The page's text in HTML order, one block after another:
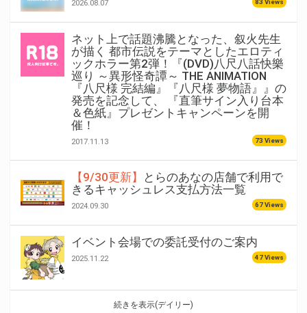
2026.08.07 83 Views
ネット上で話題沸騰となった、叙火先生
が描く 都市伝説をテーマとしたエロティ
ックホラー第2弾！『(DVD)八尺八話快樂
巡り ～異形怪奇譚～ THE ANIMATION
『八尺様 完結編』『八尺様 夢物語』』の
発売を記念して、 『直筆サイン入り台本
＆色紙』プレゼントキャンペーンを開
催！
2017.11.13 73 Views
【9/30更新】
とらのあなの店舗で利用で
きるキャッシュレス支払方法一覧
2024.09.30 67 Views
イベント会場での委託受付のご案内
2025.11.22 47 Views
続きを表示(デイリー)